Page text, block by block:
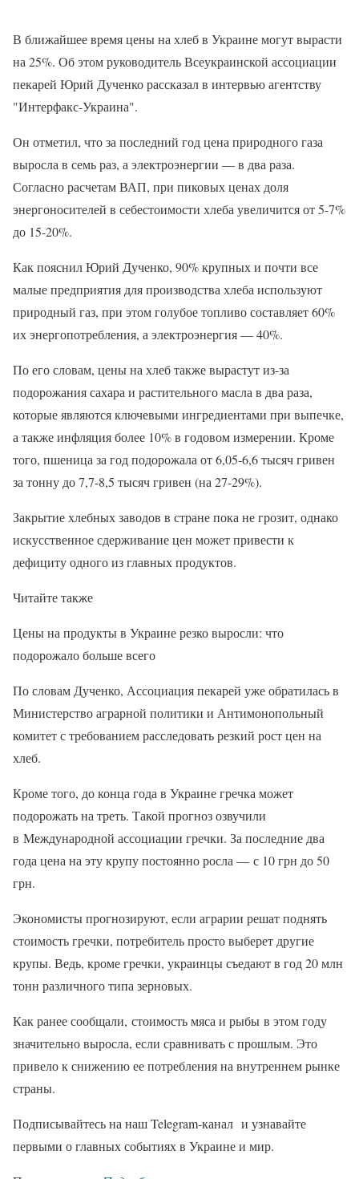
В ближайшее время цены на хлеб в Украине могут вырасти
на 25%. Об этом руководитель Всеукраинской ассоциации
пекарей Юрий Дученко рассказал в интервью агентству
"Интерфакс-Украина".
Он отметил, что за последний год цена природного газа
выросла в семь раз, а электроэнергии — в два раза.
Согласно расчетам ВАП, при пиковых ценах доля
энергоносителей в себестоимости хлеба увеличится от 5-7%
до 15-20%.
Как пояснил Юрий Дученко, 90% крупных и почти все
малые предприятия для производства хлеба используют
природный газ, при этом голубое топливо составляет 60%
их энергопотребления, а электроэнергия — 40%.
По его словам, цены на хлеб также вырастут из-за
подорожания сахара и растительного масла в два раза,
которые являются ключевыми ингредиентами при выпечке,
а также инфляция более 10% в годовом измерении. Кроме
того, пшеница за год подорожала от 6,05-6,6 тысяч гривен
за тонну до 7,7-8,5 тысяч гривен (на 27-29%).
Закрытие хлебных заводов в стране пока не грозит, однако
искусственное сдерживание цен может привести к
дефициту одного из главных продуктов.
Читайте также
Цены на продукты в Украине резко выросли: что
подорожало больше всего
По словам Дученко, Ассоциация пекарей уже обратилась в
Министерство аграрной политики и Антимонопольный
комитет с требованием расследовать резкий рост цен на
хлеб.
Кроме того, до конца года в Украине гречка может
подорожать на треть. Такой прогноз озвучили
в Международной ассоциации гречки. За последние два
года цена на эту крупу постоянно росла — с 10 грн до 50
грн.
Экономисты прогнозируют, если аграрии решат поднять
стоимость гречки, потребитель просто выберет другие
крупы. Ведь, кроме гречки, украинцы съедают в год 20 млн
тонн различного типа зерновых.
Как ранее сообщали, стоимость мяса и рыбы в этом году
значительно выросла, если сравнивать с прошлым. Это
привело к снижению ее потребления на внутреннем рынке
страны.
Подписывайтесь на наш Telegram-канал и узнавайте
первыми о главных событиях в Украине и мир.